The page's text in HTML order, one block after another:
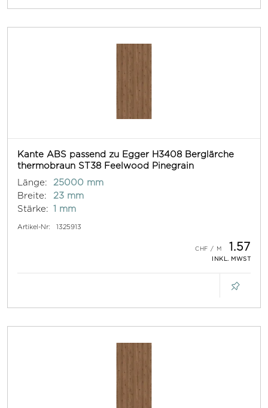
Kante ABS passend zu Egger H3408 Berglärche
thermobraun ST38 Feelwood Pinegrain
Länge:
25000 mm
Breite:
23 mm
Stärke: 1 mm
Artikel-Nr: 1325913
1.57
INKL. MWST